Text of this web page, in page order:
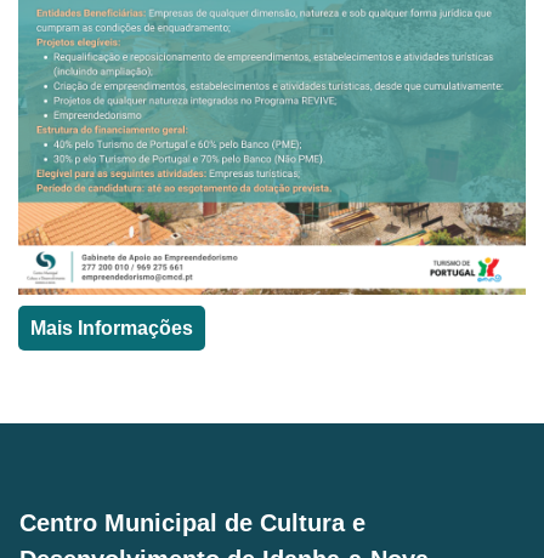
Mais Informações
Centro Municipal de Cultura e